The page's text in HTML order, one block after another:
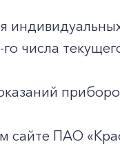
числа
сайте ПАО